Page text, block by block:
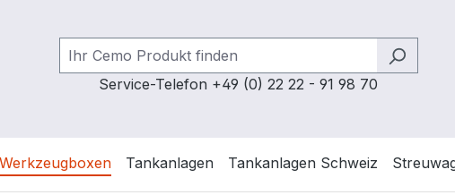
Service-Telefon +49 (0) 22 22 - 91 98 70
Werkzeugboxen Tankanlagen Tankanlagen Schweiz